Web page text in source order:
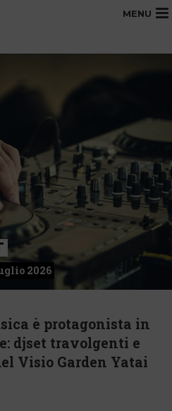
MENU
2026
è protagonista in
djset travolgenti e
Visio Garden Yatai